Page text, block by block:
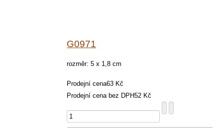
G0971
rozměr: 5 x 1,8 cm
Prodejní cena63 Kč
Prodejní cena bez DPH52 Kč